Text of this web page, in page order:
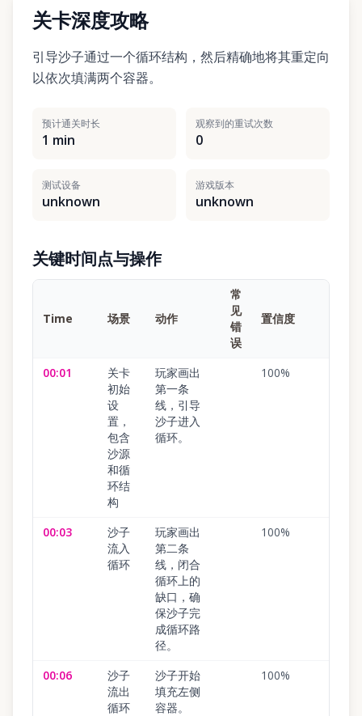
关卡深度攻略
引导沙子通过一个循环结构，然后精确地将其重定向
以依次填满两个容器。
预计通关时长
1 min
观察到的重试次数
0
测试设备
unknown
游戏版本
unknown
关键时间点与操作
Time 场景 动作
常
见
错
误
置信度
00:01
关卡
初始
设
置，
包含
沙源
和循
环结
构
玩家画出
第一条
线，引导
沙子进入
循环。
100%
00:03
沙子
流入
循环
玩家画出
第二条
线，闭合
循环上的
缺口，确
保沙子完
成循环路
径。
100%
00:06
沙子
流出
循环
沙子开始
填充左侧
容器。
100%